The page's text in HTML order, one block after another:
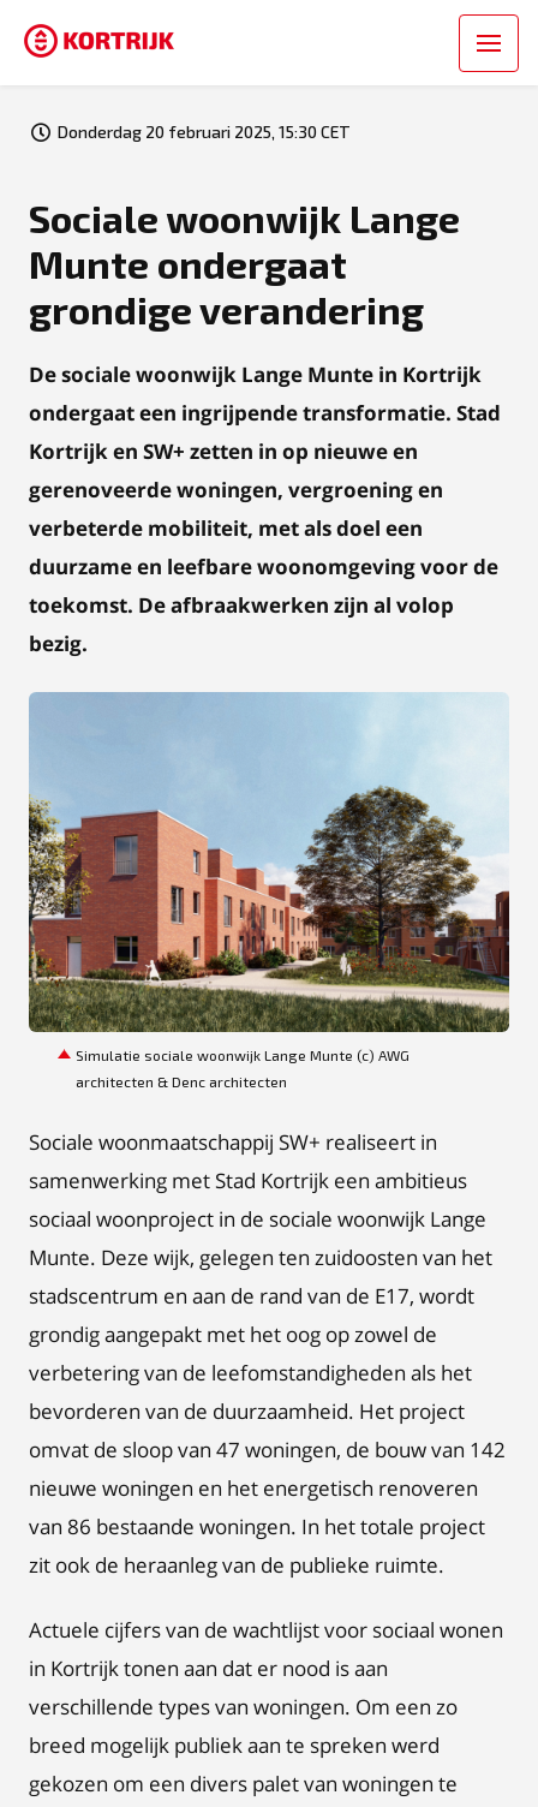
Donderdag 20 februari 2025, 15:30 CET
Sociale woonwijk Lange
Munte ondergaat
grondige verandering
De sociale woonwijk Lange Munte in Kortrijk
ondergaat een ingrijpende transformatie. Stad
Kortrijk en SW+ zetten in op nieuwe en
gerenoveerde woningen, vergroening en
verbeterde mobiliteit, met als doel een
duurzame en leefbare woonomgeving voor de
toekomst. De afbraakwerken zijn al volop
bezig.
PNG
Simulatie sociale woonwijk Lange Munte (c) AWG
architecten & Denc architecten
Sociale woonmaatschappij SW+ realiseert in
samenwerking met Stad Kortrijk een ambitieus
sociaal woonproject in de sociale woonwijk Lange
Munte. Deze wijk, gelegen ten zuidoosten van het
stadscentrum en aan de rand van de E17, wordt
grondig aangepakt met het oog op zowel de
verbetering van de leefomstandigheden als het
bevorderen van de duurzaamheid. Het project
omvat de sloop van 47 woningen, de bouw van 142
nieuwe woningen en het energetisch renoveren
van 86 bestaande woningen. In het totale project
zit ook de heraanleg van de publieke ruimte.
Actuele cijfers van de wachtlijst voor sociaal wonen
in Kortrijk tonen aan dat er nood is aan
verschillende types van woningen. Om een zo
breed mogelijk publiek aan te spreken werd
gekozen om een divers palet van woningen te